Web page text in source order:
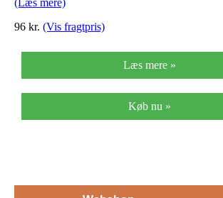
96 kr. (Vis fragtpris)
Læs mere »
Køb nu »